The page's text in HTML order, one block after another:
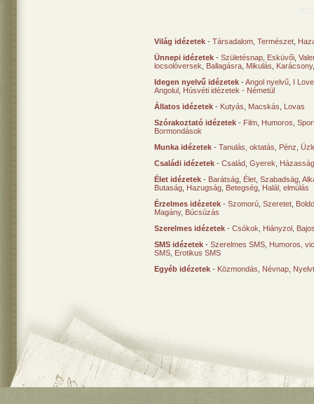
Világ idézetek - Társadalom Természet
Ünnepi idézetek - Születésnap Esküvői
locsolóversek
Ballagásra Mikulás Karácsony
Idegen nyelvű idézetek -Angol nyelvű I
Angolul Húsvéti idézetek - Németül
Állatos idézetek - Kutyás Macskás
Lovas
Szórakoztató idézetek - Film Humoros
Bormondások
Munka idézetek - Tanulás, oktatás Pénz
Családi idézetek - Család Gyerek
Élet idézetek - Barátság Élet Szabadság
Butaság Hazugság Betegség Halál, elmúlás
Érzelmes idézetek - Szomorú Szeretet
Magány, Búcsúzás
Szerelmes idézetek - Csókok Hiányzol
SMS idézetek - Szerelmes SMS Humoros,
SMS Erotikus SMS
Egyéb idézetek - Közmondás Névnap